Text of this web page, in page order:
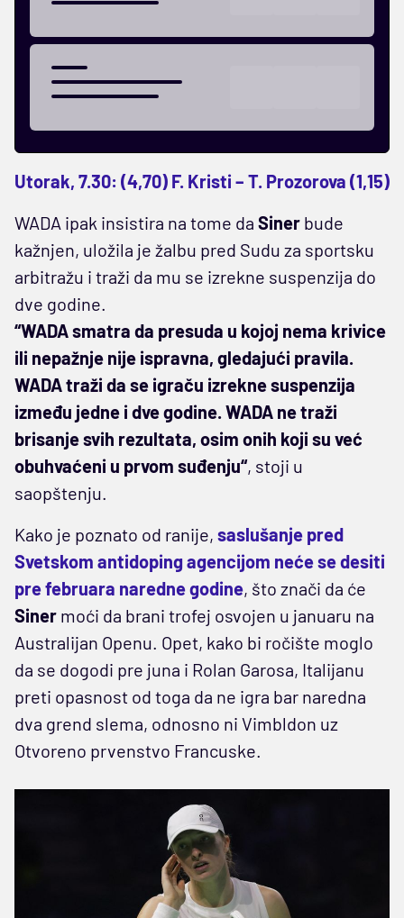
Utorak, 7.30: (4,70) F. Kristi – T. Prozorova (1,15)
WADA ipak insistira na tome da Siner bude
kažnjen, uložila je žalbu pred Sudu za sportsku
arbitražu i traži da mu se izrekne suspenzija do
dve godine.
“WADA smatra da presuda u kojoj nema krivice
ili nepažnje nije ispravna, gledajući pravila.
WADA traži da se igraču izrekne suspenzija
između jedne i dve godine. WADA ne traži
brisanje svih rezultata, osim onih koji su već
obuhvaćeni u prvom suđenju“, stoji u
saopštenju.
Kako je poznato od ranije, saslušanje pred
Svetskom antidoping agencijom neće se desiti
pre februara naredne godine, što znači da će
Siner moći da brani trofej osvojen u januaru na
Australijan Openu. Opet, kako bi ročište moglo
da se dogodi pre juna i Rolan Garosa, Italijanu
preti opasnost od toga da ne igra bar naredna
dva grend slema, odnosno ni Vimbldon uz
Otvoreno prvenstvo Francuske.